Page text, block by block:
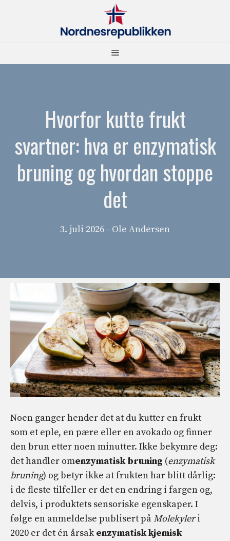
Meny
Hvorfor kutte frukt
svartner: hva er enzymatisk
bruning og hvordan stoppe
det
3. juli 2026 - Ole Andersen
Noen ganger hender det at du kutter en frukt
som et eple, en pære eller en avokado og finner
den brun etter noen minutter. Ikke bekymre deg:
det handler omenzymatisk bruning (enzymatisk
bruning) og betyr ikke at frukten har blitt dårlig:
i de fleste tilfeller er det en endring i fargen og,
delvis, i produktets sensoriske egenskaper. I
følge en anmeldelse publisert påMolekyleri
2020 er det én årsak enzymatisk kjemisk